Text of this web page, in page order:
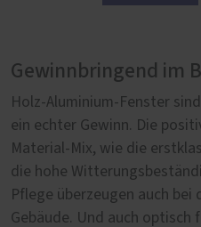
Gewinnbringend im
Holz-Aluminium-Fenster
ein echter Gewinn. Die
Material-Mix, wie die
die hohe
Pflege überzeugen auch bei
Gebäude. Und auch optisch
Elegant im Neubau
Exklusives Wohnen braucht
Höchstmaß an Komfort
eine einzigartige
Aluminium-Fenster von PaX
Nach außen hin sind sie
dennoch von besonderer